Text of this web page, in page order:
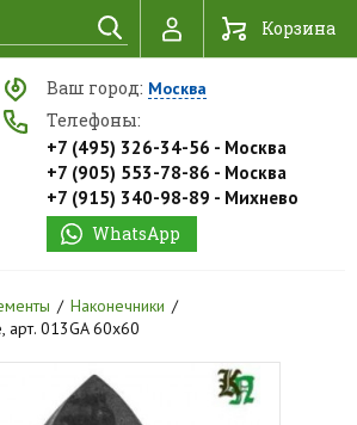
Найти Корзина
Ваш город: Москва
Телефоны:
+7 (495) 326-34-56 - Москва
+7 (905) 553-78-86 - Москва
+7 (915) 340-98-89 - Михнево
WhatsApp
Наконечники
арт. 013GA 60х60